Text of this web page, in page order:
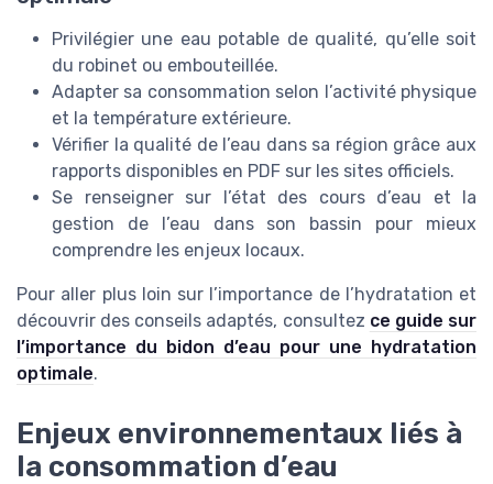
Privilégier une eau potable de qualité, qu’elle soit
du robinet ou embouteillée.
Adapter sa consommation selon l’activité physique
et la température extérieure.
Vérifier la qualité de l’eau dans sa région grâce aux
rapports disponibles en PDF sur les sites officiels.
Se renseigner sur l’état des cours d’eau et la
gestion de l’eau dans son bassin pour mieux
comprendre les enjeux locaux.
Pour aller plus loin sur l’importance de l’hydratation et
découvrir des conseils adaptés, consultez ce guide sur
l’importance du bidon d’eau pour une hydratation
optimale.
Enjeux environnementaux liés à
la consommation d’eau